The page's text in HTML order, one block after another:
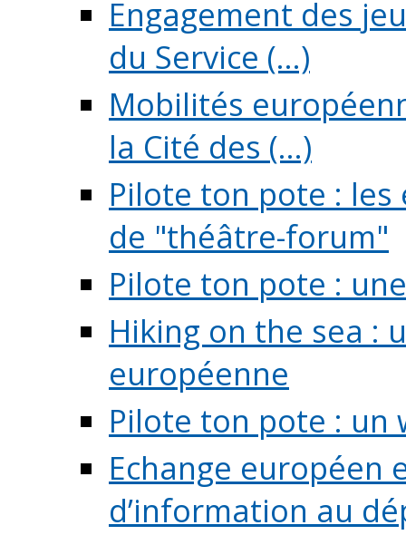
Engagement des
du Service (...)
Mobilités
la Cité des (...)
Pilote ton pote :
de "théâtre-forum"
Pilote ton pote :
Hiking on the sea :
européenne
Pilote ton pote : un
Echange européen
d’information au